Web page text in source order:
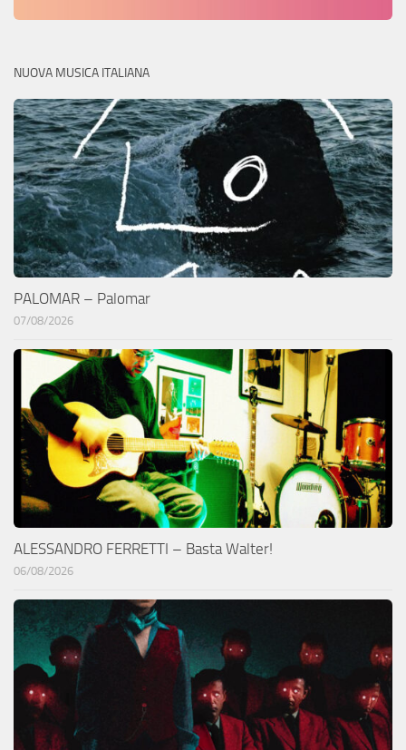
NUOVA MUSICA ITALIANA
PALOMAR – Palomar
07/08/2026
ALESSANDRO FERRETTI – Basta Walter!
06/08/2026